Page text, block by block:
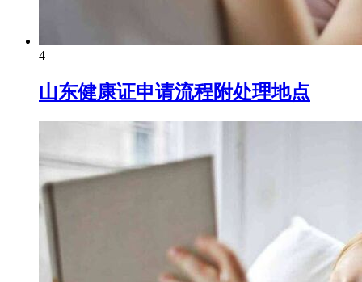
4
山东健康证申请流程附处理地点